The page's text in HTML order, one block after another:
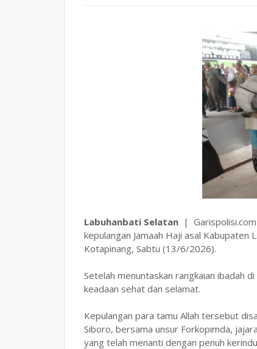
‎Labuhanbati Selatan | Garispolisi.com
kepulangan Jamaah Haji asal Kabupaten
Kotapinang, Sabtu (13/6/2026).
Setelah menuntaskan rangkaian ibadah
keadaan sehat dan selamat.
‎Kepulangan para tamu Allah tersebut
Siboro, bersama unsur Forkopimda,
yang telah menanti dengan penuh